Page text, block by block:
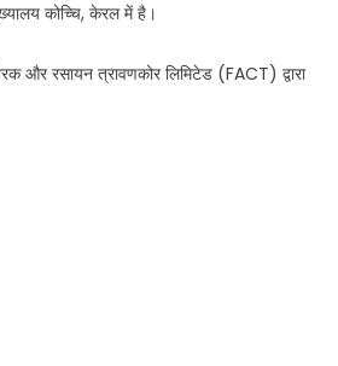
कोच्चि, केरल में है।
और रसायन त्रावणकोर लिमिटेड (FACT) द्वारा